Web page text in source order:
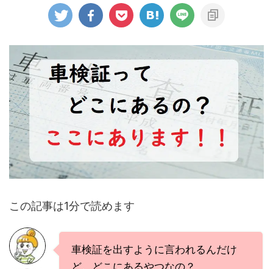
この記事は1分で読めます
車検証を出すように言われるんだけ